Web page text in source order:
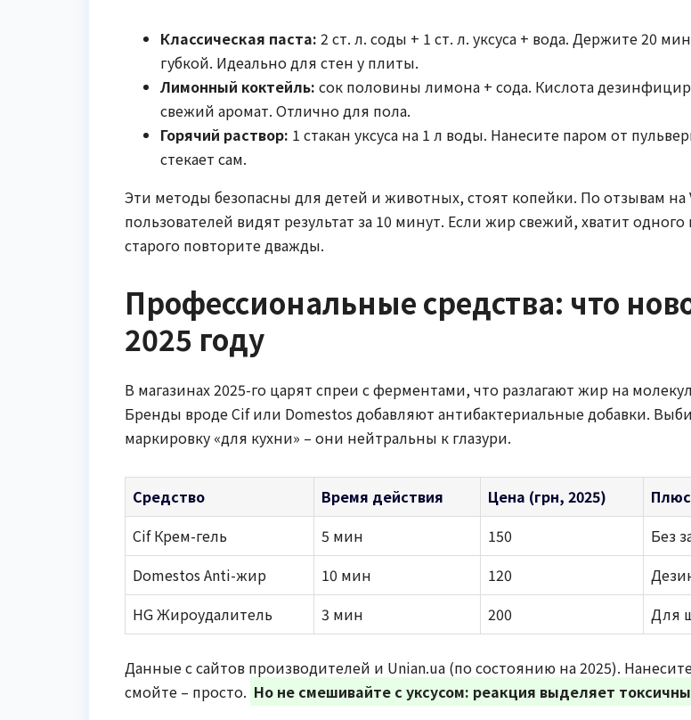
Классическая паста: 2 ст. л. соды + 1 ст. л. уксуса + вода. Держите 20
губкой. Идеально для стен у плиты.
Лимонный коктейль: сок половины лимона + сода. Кислота
свежий аромат. Отлично для пола.
Горячий раствор: 1 стакан уксуса на 1 л воды. Нанесите паром от
стекает сам.
Эти методы безопасны для детей и животных, стоят копейки. По отзывам на
пользователей видят результат за 10 минут. Если жир свежий, хватит одного
старого повторите дважды.
Профессиональные средства: что
2025 году
В магазинах 2025-го царят спреи с ферментами, что разлагают жир на
Бренды вроде Cif или Domestos добавляют антибактериальные добавки.
маркировку «для кухни» – они нейтральны к глазури.
Средство Время действия Цена (грн, 2025)
Cif Крем-гель
5 мин 150
Без
Domestos Anti-жир
10 мин 120
HG Жироудалитель
3 мин 200 Для
Данные с сайтов производителей и Unian.ua (по состоянию на 2025).
смойте – просто. Но не смешивайте с уксусом: реакция выделяет